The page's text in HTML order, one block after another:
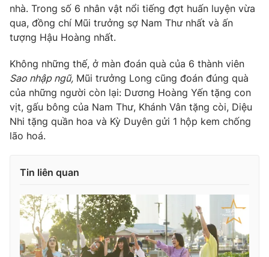
nhà. Trong số 6 nhân vật nổi tiếng đợt huấn luyện vừa
qua, đồng chí Mũi trưởng sợ Nam Thư nhất và ấn
tượng Hậu Hoàng nhất.
Không những thế, ở màn đoán quà của 6 thành viên
Sao nhập ngũ, Mũi trưởng Long cũng đoán đúng quà
của những người còn lại: Dương Hoàng Yến tặng con
vịt, gấu bông của Nam Thư, Khánh Vân tặng còi, Diệu
Nhi tặng quần hoa và Kỳ Duyên gửi 1 hộp kem chống
lão hoá.
Tin liên quan